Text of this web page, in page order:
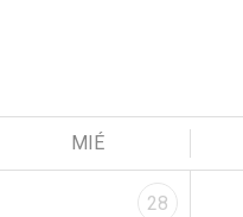
MIÉ
28